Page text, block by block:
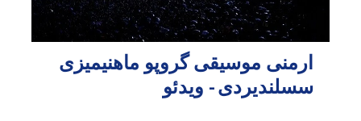
ارمنی موسیقی گروپو ماهنیمیزی
سسلندیردی - ویدئو